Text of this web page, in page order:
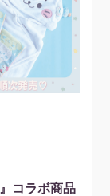
コラボ商品